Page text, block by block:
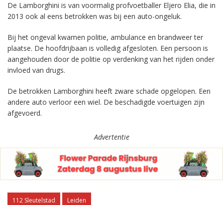
De Lamborghini is van voormalig profvoetballer Eljero Elia, die in
2013 ook al eens betrokken was bij een auto-ongeluk.
Bij het ongeval kwamen politie, ambulance en brandweer ter
plaatse. De hoofdrijbaan is volledig afgesloten. Een persoon is
aangehouden door de politie op verdenking van het rijden onder
invloed van drugs.
De betrokken Lamborghini heeft zware schade opgelopen. Een
andere auto verloor een wiel. De beschadigde voertuigen zijn
afgevoerd.
Advertentie
112 Sleutelstad Leiden